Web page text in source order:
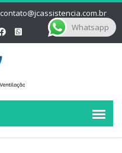
contato@jcassistencia.com.br
Whatsapp